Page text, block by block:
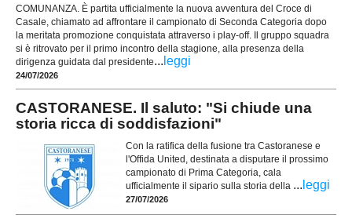
COMUNANZA. È partita ufficialmente la nuova avventura del Croce di
Casale, chiamato ad affrontare il campionato di Seconda Categoria dopo
la meritata promozione conquistata attraverso i play-off. Il gruppo squadra
si è ritrovato per il primo incontro della stagione, alla presenza della
dirigenza guidata dal presidente... leggi
24/07/2026
CASTORANESE. Il saluto: "Si chiude una
storia ricca di soddisfazioni"
Con la ratifica della fusione tra Castoranese e
l'Offida United, destinata a disputare il prossimo
campionato di Prima Categoria, cala
ufficialmente il sipario sulla storia della ... leggi
27/07/2026